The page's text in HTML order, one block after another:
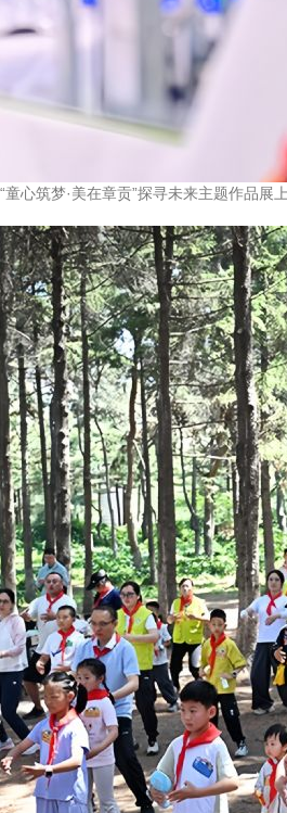
心筑梦·美在章贡”探寻未来主题作品